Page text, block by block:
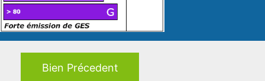
Bien Précedent